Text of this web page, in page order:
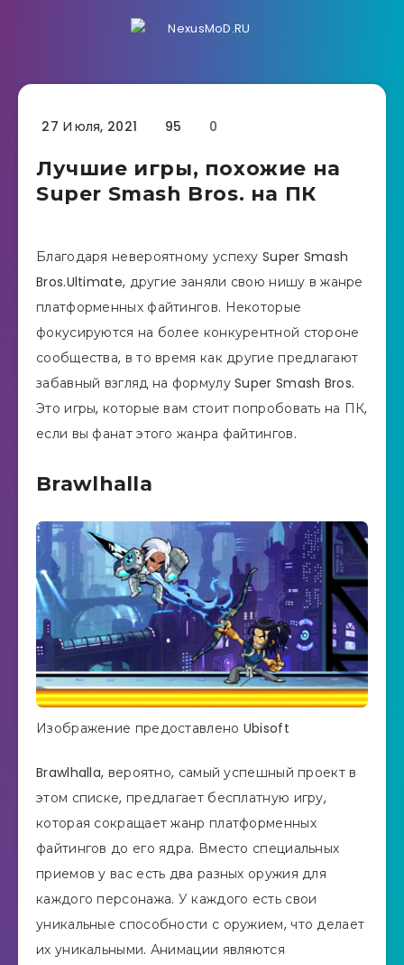
27 Июля, 2021 95 0
Лучшие игры, похожие на
Super Smash Bros. на ПК
Благодаря невероятному успеху Super Smash
Bros.Ultimate, другие заняли свою нишу в жанре
платформенных файтингов. Некоторые
фокусируются на более конкурентной стороне
сообщества, в то время как другие предлагают
забавный взгляд на формулу Super Smash Bros.
Это игры, которые вам стоит попробовать на ПК,
если вы фанат этого жанра файтингов.
Brawlhalla
Изображение предоставлено Ubisoft
Brawlhalla, вероятно, самый успешный проект в
этом списке, предлагает бесплатную игру,
которая сокращает жанр платформенных
файтингов до его ядра. Вместо специальных
приемов у вас есть два разных оружия для
каждого персонажа. У каждого есть свои
уникальные способности с оружием, что делает
их уникальными. Анимации являются